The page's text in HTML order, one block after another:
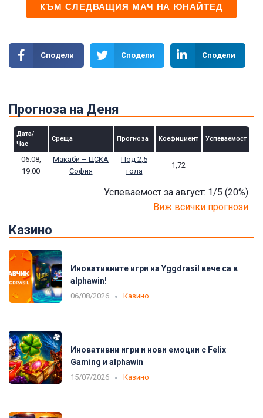
КЪМ СЛЕДВАЩИЯ МАЧ НА ЮНАЙТЕД
Сподели Сподели Сподели
Прогноза на Деня
Дата/
Час
Среща Прогноза Коефициент Успеваемост
06.08,
19:00
Макаби – ЦСКА
София
Под 2,5
гола
1,72 –
Успеваемост за август: 1/5 (20%)
Виж всички прогнози
Казино
Иновативните игри на Yggdrasil вече са в
alphawin!
06/08/2026 Казино
Иновативни игри и нови емоции с Felix
Gaming и alphawin
15/07/2026 Казино